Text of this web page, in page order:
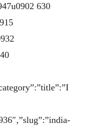
630